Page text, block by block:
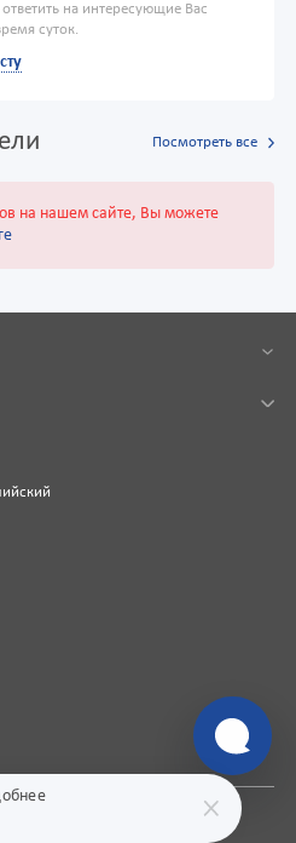
на интересующие Вас
суток.
Посмотреть все
на нашем сайте, Вы можете